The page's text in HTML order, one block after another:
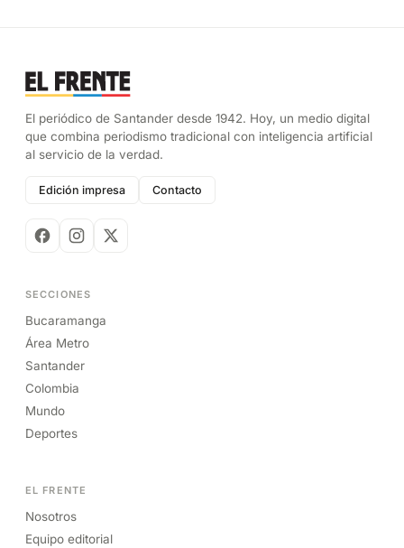
El periódico de Santander desde 1942. Hoy, un medio digital
que combina periodismo tradicional con inteligencia artificial
al servicio de la verdad.
Edición impresa Contacto
SECCIONES
Bucaramanga
Área Metro
Santander
Colombia
Mundo
Deportes
EL FRENTE
Nosotros
Equipo editorial